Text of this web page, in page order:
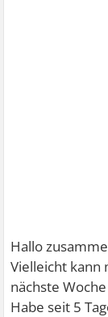
Hallo
Vielleicht
nächste
Habe seit 5